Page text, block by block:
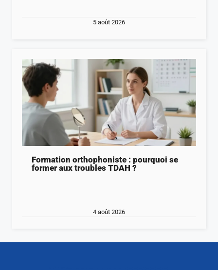
5 août 2026
Formation orthophoniste : pourquoi se
former aux troubles TDAH ?
4 août 2026